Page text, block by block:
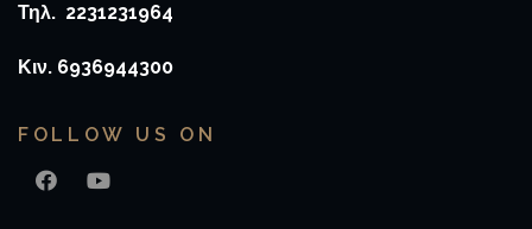
Τηλ. 2231231964
Κιν. 6936944300
FOLLOW US ON
FACEBOOK
YOUTUBE